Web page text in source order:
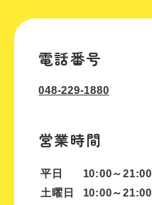
電話番号
048-229-1880
営業時間
平日
10:00～21:00
土曜日
10:00～21:00